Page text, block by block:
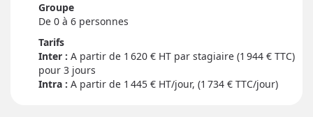
Groupe
De 0 à 6 personnes
Tarifs
Inter :
1 620 € HT par stagiaire (1 944 € TTC)
pour 3 jours
Intra : A partir de 1 445 € HT/jour, (1 734 € TTC/jour)